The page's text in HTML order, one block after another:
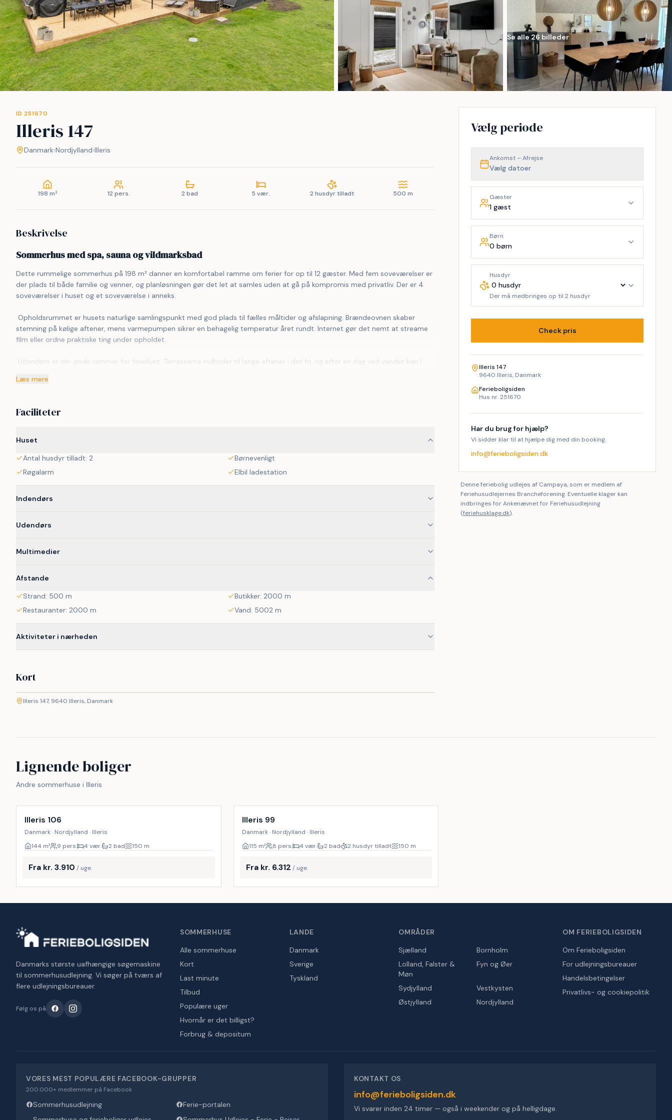
Se alle 26 billeder
ID 251670
Illeris 147
Danmark›Nordjylland›Illeris
198 m² 12 pers. 2 bad 5 vær. 2 husdyr tilladt 500 m
Beskrivelse
Sommerhus med spa, sauna og vildmarksbad
Dette rummelige sommerhus på 198 m² danner en komfortabel ramme om ferier for op til 12 gæster. Med fem soveværelser er
der plads til både familie og venner, og planløsningen gør det let at samles uden at gå på kompromis med privatliv. Der er 4
soveværelser i huset og et soveværelse i anneks.
stemning på kølige aftener, mens varmepumpen sikrer en behagelig temperatur året rundt. Internet gør det nemt at streame
film eller ordne praktiske ting under opholdet.
ruter til gå- og cykelture med udsigt over fjorden.
I det varierede Himmerland finder I både skove, åbne landskaber og hyggelige udflugtsmål. Golfbaner, legeoplevelser for børn
oplevelser i naturen.
Læs mere
Faciliteter
Huset
Antal husdyr tilladt: 2
Børnevenligt
Røgalarm
Elbil ladestation
Indendørs
Udendørs
Multimedier
Afstande
Strand: 500 m
Butikker: 2000 m
Restauranter: 2000 m
Vand: 5002 m
Aktiviteter i nærheden
Kort
+
Illeris 147, 9640 Illeris, Danmark
Vælg periode
Ankomst – Afrejse
Vælg datoer
Gæster
1 gæst
Børn
0 børn
Husdyr
Der må medbringes op til 2 husdyr
Check pris
Illeris 147
9640 Illeris, Danmark
Ferieboligsiden
Hus nr. 251670
Har du brug for hjælp?
Vi sidder klar til at hjælpe dig med din booking.
info@ferieboligsiden.dk
Denne feriebolig udlejes af Campaya, som er medlem af
Feriehusudlejernes Brancheforening. Eventuelle klager kan
indbringes for Ankenævnet for Feriehusudlejning
(feriehusklage.dk).
Lignende boliger
Andre sommerhuse i Illeris
Illeris 106
Danmark · Nordjylland · Illeris
144 m² 9 pers. 4 vær. 2 bad 150 m
Fra kr. 3.910 / uge
Illeris 99
Danmark · Nordjylland · Illeris
115 m² 8 pers. 4 vær. 2 bad 2 husdyr tilladt 150 m
Fra kr. 6.312 / uge
Danmarks største uafhængige søgemaskine
til sommerhusudlejning. Vi søger på tværs af
flere udlejningsbureauer.
Følg os på
SOMMERHUSE
Alle sommerhuse
Kort
Last minute
Tilbud
Populære uger
Hvornår er det billigst?
Forbrug & depositum
LANDE
Danmark
Sverige
Tyskland
OMRÅDER
Sjælland
Bornholm
Lolland, Falster &
Møn
Fyn og Øer
Sydjylland
Vestkysten
Østjylland
Nordjylland
OM FERIEBOLIGSIDEN
Om Ferieboligsiden
For udlejningsbureauer
Handelsbetingelser
Privatlivs- og cookiepolitik
VORES MEST POPULÆRE FACEBOOK-GRUPPER
200.000+ medlemmer på Facebook
Sommerhusudlejning
Ferie-portalen
KONTAKT OS
info@ferieboligsiden.dk
Vi svarer inden 24 timer — også i weekender og på helligdage.